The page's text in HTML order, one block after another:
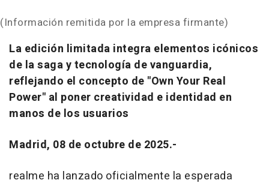
(Información remitida por la empresa firmante)
La edición limitada integra elementos icónicos
de la saga y tecnología de vanguardia,
reflejando el concepto de "Own Your Real
Power" al poner creatividad e identidad en
manos de los usuarios
Madrid, 08 de octubre de 2025.-
realme ha lanzado oficialmente la esperada